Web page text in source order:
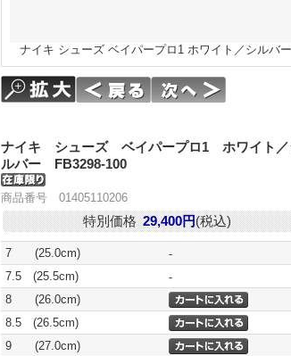
ナイキ シューズ ベイパープロ1 ホワイト／シルバ
ナイキ シューズ ベイパープロ1 ホワイト／
ルバー FB3298-100
商品番号 01405110206
特別価格 29,400円(税込)
7 (25.0cm)
-
7.5 (25.5cm)
-
8 (26.0cm)
8.5 (26.5cm)
9 (27.0cm)